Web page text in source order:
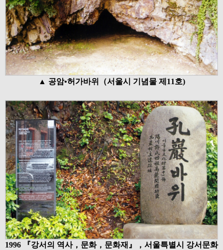
▲ 공암•허가바위（서울시 기념물 제11호)
1996 『강서의 역사，문화，문화재』，서울특별시 강서문화